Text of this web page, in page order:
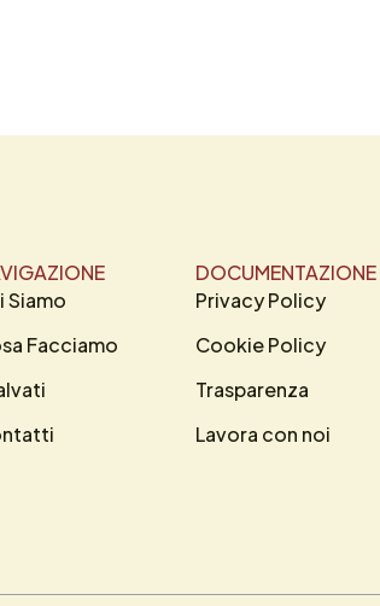
Siamo
Facciamo
DOCUMENTAZIONE
Privacy Policy
Cookie Policy
Trasparenza
Lavora con noi